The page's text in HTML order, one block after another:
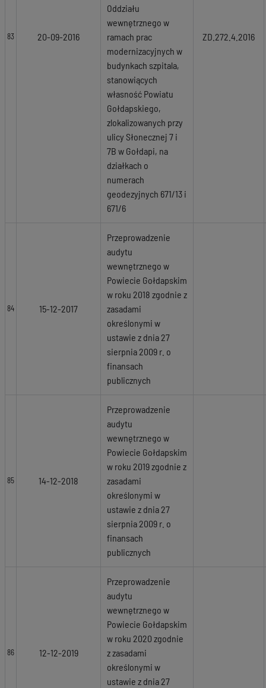
83 20-09-2016
Oddziału
wewnętrznego w
ramach prac
modernizacyjnych w
budynkach szpitala,
stanowiących
własność Powiatu
Gołdapskiego,
zlokalizowanych przy
ulicy Słonecznej 7 i
7B w Gołdapi, na
działkach o
numerach
geodezyjnych 671/13 i
671/6
ZD.272.4.2016
84 15-12-2017
Przeprowadzenie
audytu
wewnętrznego w
Powiecie Gołdapskim
w roku 2018 zgodnie z
zasadami
określonymi w
ustawie z dnia 27
sierpnia 2009 r. o
finansach
publicznych
85 14-12-2018
Przeprowadzenie
audytu
wewnętrznego w
Powiecie Gołdapskim
w roku 2019 zgodnie z
zasadami
określonymi w
ustawie z dnia 27
sierpnia 2009 r. o
finansach
publicznych
86 12-12-2019
Przeprowadzenie
audytu
wewnętrznego w
Powiecie Gołdapskim
w roku 2020 zgodnie
z zasadami
określonymi w
ustawie z dnia 27